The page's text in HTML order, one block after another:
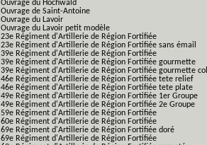
Ouvrage du Hochwald
Ouvrage de Saint-Antoine
Ouvrage du Lavoir
Ouvrage du Lavoir petit modèle
23e Régiment d'Artillerie de Région Fortifiée
23e Régiment d'Artillerie de Région Fortifiée sans émail
39e Régiment d'Artillerie de Région Fortifiée
39e Régiment d'Artillerie de Région Fortifiée gourmette
39e Régiment d'Artillerie de Région Fortifiée gourmette
46e Régiment d'Artillerie de Région Fortifiée tete relief
46e Régiment d'Artillerie de Région Fortifiée tete plate
49e Régiment d'Artillerie de Région Fortifiée 1er Groupe
49e Régiment d'Artillerie de Région Fortifiée 2e Groupe
59e Régiment d'Artillerie de Région Fortifiée
60e Régiment d'Artillerie de Région Fortifiée
69e Régiment d'Artillerie de Région Fortifiée doré
69e Régiment d'Artillerie de Région Fortifiée